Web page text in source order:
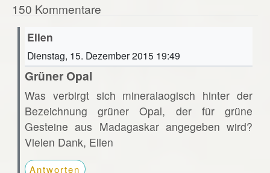
150 Kommentare
Ellen
Dienstag, 15. Dezember 2015 19:49
Grüner Opal
Was verbirgt sich mineralaogisch hinter der
Bezeichnung grüner Opal, der für grüne
Gesteine aus Madagaskar angegeben wird?
Vielen Dank, Ellen
Antworten